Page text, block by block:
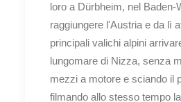
loro a Dürbheim, nel Baden-
raggiungere l'Austria e da lì
principali valichi alpini
lungomare di Nizza, senza
mezzi a motore e sciando il
filmando allo stesso tempo